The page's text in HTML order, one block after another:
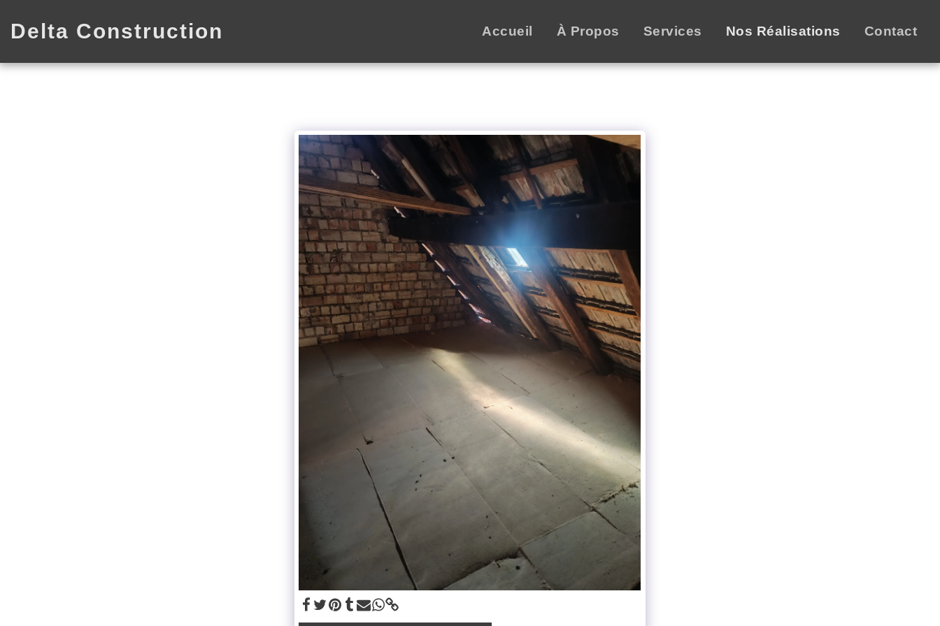
Delta Construction Accueil À Propos Services Nos Réalisations Contact